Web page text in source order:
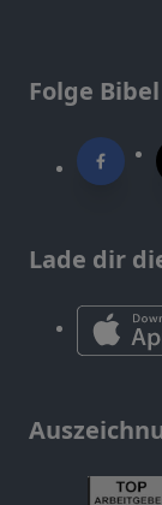
Folge
Lade dir